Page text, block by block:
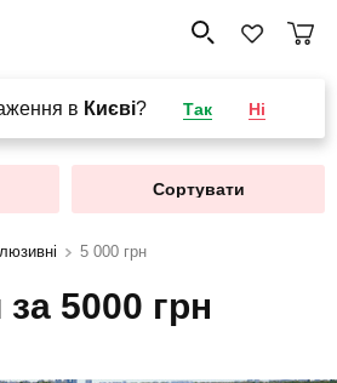
в Києві? Так Ні
Сортувати
5 000 грн
5000 грн